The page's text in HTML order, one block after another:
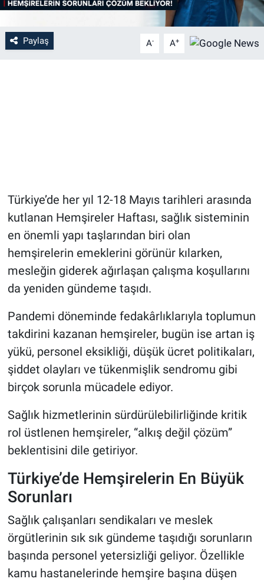
Paylaş A- A+
Türkiye’de her yıl 12-18 Mayıs tarihleri arasında
kutlanan Hemşireler Haftası, sağlık sisteminin
en önemli yapı taşlarından biri olan
hemşirelerin emeklerini görünür kılarken,
mesleğin giderek ağırlaşan çalışma koşullarını
da yeniden gündeme taşıdı.
Pandemi döneminde fedakârlıklarıyla toplumun
takdirini kazanan hemşireler, bugün ise artan iş
yükü, personel eksikliği, düşük ücret politikaları,
şiddet olayları ve tükenmişlik sendromu gibi
birçok sorunla mücadele ediyor.
Sağlık hizmetlerinin sürdürülebilirliğinde kritik
rol üstlenen hemşireler, “alkış değil çözüm”
beklentisini dile getiriyor.
Türkiye’de Hemşirelerin En Büyük
Sorunları
Sağlık çalışanları sendikaları ve meslek
örgütlerinin sık sık gündeme taşıdığı sorunların
başında personel yetersizliği geliyor. Özellikle
kamu hastanelerinde hemşire başına düşen